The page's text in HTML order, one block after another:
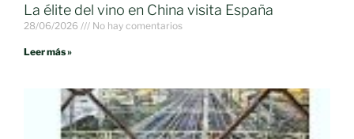
La élite del vino en China visita España
28/06/2026 No hay comentarios
Leer más »